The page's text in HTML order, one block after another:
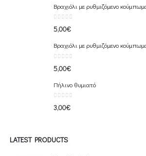
Βραχιόλι με ρυθμιζόμενο
5,00€
Βραχιόλι με ρυθμιζόμενο
5,00€
Πήλινο θυμιατό
3,00€
LATEST PRODUCTS